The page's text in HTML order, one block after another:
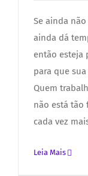
Se ainda
ainda dá
então esteja
para que
Quem
não está tão
cada vez
Leia Mais